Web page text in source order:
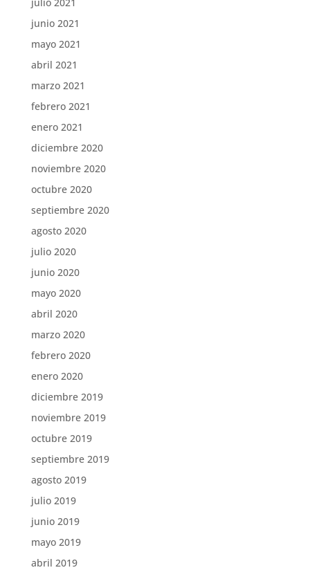
junio 2021
mayo 2021
abril 2021
marzo 2021
febrero 2021
enero 2021
diciembre 2020
noviembre 2020
octubre 2020
septiembre 2020
agosto 2020
julio 2020
junio 2020
mayo 2020
abril 2020
marzo 2020
febrero 2020
enero 2020
diciembre 2019
noviembre 2019
octubre 2019
septiembre 2019
agosto 2019
julio 2019
junio 2019
mayo 2019
abril 2019